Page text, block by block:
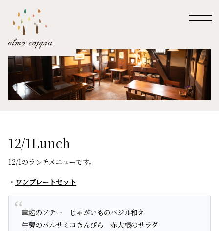
12/1Lunch
12/1のランチメニューです。
・ ワンプレートセット
車麩のソテー じゃがいものバジル和え
牛蒡のバルサミコきんぴら 赤大根のサラダ